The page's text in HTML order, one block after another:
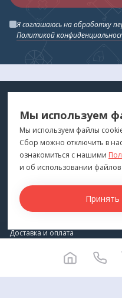
Я соглашаюсь на обработку
Политикой
ДЛЯ ВАС
"Медтехника для Вас"©2026
ПОКУПАТЕЛЯМ
Каталог
Бренды
Для оптовиков
Доставка и оплата
Мы используем
Мы используем файлы
Сбор можно отключить в
ознакомиться с нашими
и об использовании